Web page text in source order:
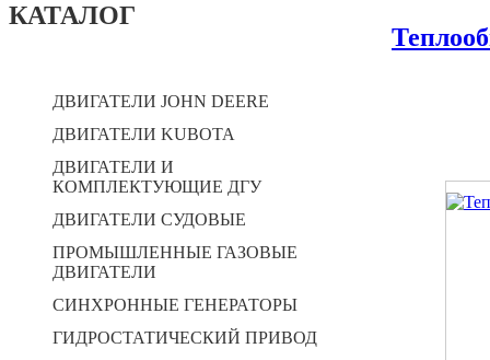
КАТАЛОГ
ДВИГАТЕЛИ JOHN DEERE
ДВИГАТЕЛИ KUBOTA
ДВИГАТЕЛИ И
КОМПЛЕКТУЮЩИЕ ДГУ
ДВИГАТЕЛИ СУДОВЫЕ
ПРОМЫШЛЕННЫЕ ГАЗОВЫЕ
ДВИГАТЕЛИ
СИНХРОННЫЕ ГЕНЕРАТОРЫ
ГИДРОСТАТИЧЕСКИЙ ПРИВОД